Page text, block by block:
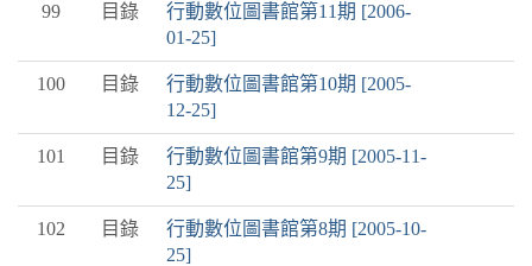
99 目錄
行動數位圖書館第11期 [2006-
01-25]
100 目錄
行動數位圖書館第10期 [2005-
12-25]
101 目錄
行動數位圖書館第9期 [2005-11-
25]
102 目錄
行動數位圖書館第8期 [2005-10-
25]